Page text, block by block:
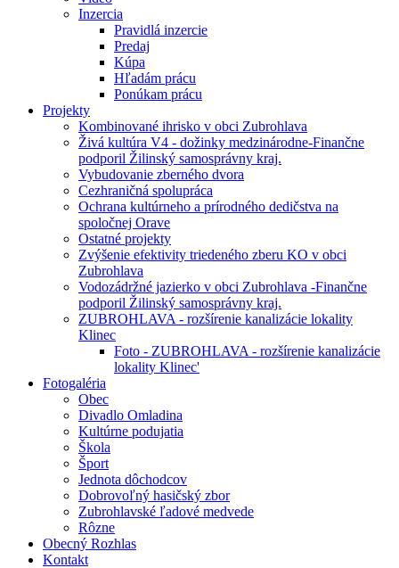
Inzercia
Pravidlá inzercie
Predaj
Kúpa
Hľadám prácu
Ponúkam prácu
Projekty
Kombinované ihrisko v obci Zubrohlava
Živá kultúra V4 - dožinky medzinárodne-Finančne
podporil Žilinský samosprávny kraj.
Vybudovanie zberného dvora
Cezhraničná spolupráca
Ochrana kultúrneho a prírodného dedičstva na
spoločnej Orave
Ostatné projekty
Zvýšenie efektivity triedeného zberu KO v obci
Zubrohlava
Vodozádržné jazierko v obci Zubrohlava -Finančne
podporil Žilinský samosprávny kraj.
ZUBROHLAVA - rozšírenie kanalizácie lokality
Klinec
Foto - ZUBROHLAVA - rozšírenie kanalizácie
lokality Klinec'
Fotogaléria
Obec
Divadlo Omladina
Kultúrne podujatia
Škola
Šport
Jednota dôchodcov
Dobrovoľný hasičský zbor
Zubrohlavské ľadové medvede
Rôzne
Obecný Rozhlas
Kontakt